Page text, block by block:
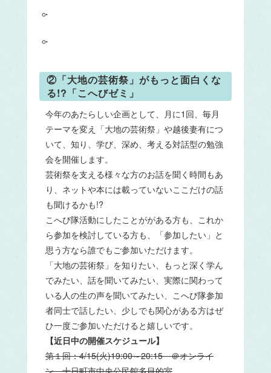
②「大地の芸術祭」がもっと面白くな
る!?「こへびゼミ」
今年のあたらしい企画として、月に1回、毎月
テーマを変え「大地の芸術祭」や越後妻有につ
いて、知り、学び、深め、考える対話型の勉強
会を開催します。
芸術祭を支える様々な方のお話を聞く時間もあ
り、ネットや本には載っていないここだけの話
も聞けるかも!?
こへび隊活動にしたことががある方も、これか
ら参加を検討している方も、「参加したい」と
思う方なら誰でもご参加いただけます。
「大地の芸術祭」を知りたい、もっと深く学ん
でみたい、話を聞いてみたい、実際に関わって
いる人の生の声を聞いてみたい、こへび隊参加
者同士で話したい、少しでも関心がある方はぜ
ひ一度ご参加いただけると嬉しいです。
【近日中の開催スケジュール】
第１回：4/15(火)19:00～20:15 ＠オンライ
ン、十日町市中央公民館多目的室